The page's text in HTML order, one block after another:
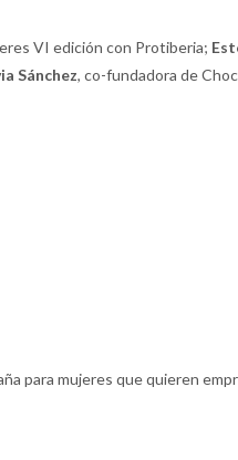
VI edición con Protiberia;
Sánchez, co-fundadora de
para mujeres que quieren